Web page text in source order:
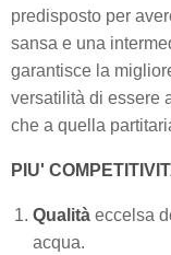
predisposto per
sansa e una
garantisce la
versatilità di essere
che a quella
PIU'
Qualità eccelsa
acqua.